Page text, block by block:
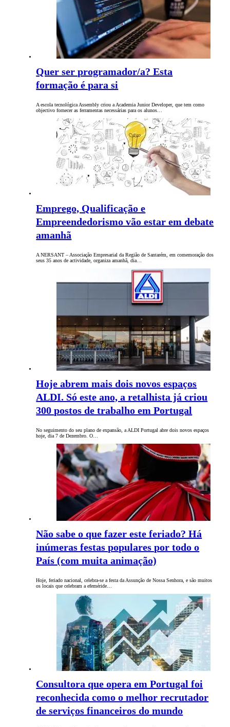
Quer ser programador/a? Esta
formação é para si
A escola tecnológica Assembly criou a Academia Junior Developer, que tem como
objectivo fornecer as ferramentas necessárias para os alunos…
Emprego, Qualificação e
Empreendedorismo vão estar em debate
amanhã
A NERSANT – Associação Empresarial da Região de Santarém, em comemoração dos
seus 35 anos de actividade, organiza amanhã, dia…
Hoje abrem mais dois novos espaços
ALDI. Só este ano, a retalhista já criou
300 postos de trabalho em Portugal
No seguimento do seu plano de expansão, a ALDI Portugal abre dois novos espaços
hoje, dia 7 de Dezembro. O…
Não sabe o que fazer este feriado? Há
inúmeras festas populares por todo o
País (com muita animação)
Hoje, feriado nacional, celebra-se a festa da Assunção de Nossa Senhora, e são muitos
os locais que celebram a efeméride…
Consultora que opera em Portugal foi
reconhecida como o melhor recrutador
de serviços financeiros do mundo